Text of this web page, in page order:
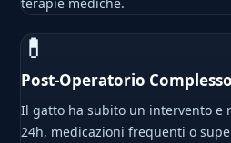
💊
Post-Operatorio Complesso
Il gatto ha subito un intervento e
24h, medicazioni frequenti o